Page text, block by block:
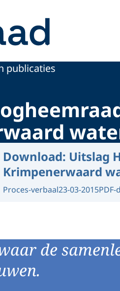
publicaties
Download: Uitslag
Krimpenerwaard
Proces-verbaal23-03-2015
de